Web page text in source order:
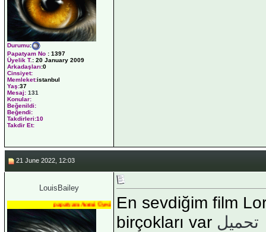
Durumu:
Papatyam No : 1397
Üyelik T.: 20 January 2009
Arkadaşları:0
Cinsiyet:
Memleket:istanbul
Yaş:37
Mesaj: 131
Konular:
Beğenildi:
Beğendi:
Takdirleri:10
Takdir Et:
21 June 2022, 12:03
LouisBailey
papatyam Acemi Üyesi
En sevdiğim film
birçokları var تحميل